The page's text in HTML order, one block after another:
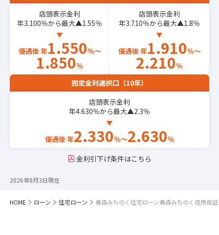
店頭表示金利
年3.100％から最大▲1.55％
優遇後年1.550％〜
1.850％
店頭表示金利
年3.710％から最大▲1.8％
優遇後年1.910％〜
2.210％
固定金利選択口（10年）
店頭表示金利
年4.630％から最大▲2.3％
優遇後年2.330％〜2.630％
金利引下げ条件はこちら
2026年8月3日現在
HOME ローン 住宅ローン 青森みちのく住宅ローン青森みちのく信用保